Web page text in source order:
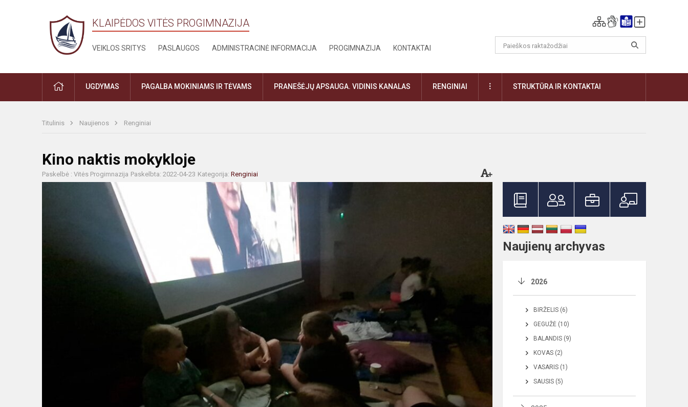
KLAIPĖDOS VITĖS PROGIMNAZIJA
VEIKLOS SRITYS PASLAUGOS ADMINISTRACINĖ INFORMACIJA PROGIMNAZIJA KONTAKTAI
PRADŽIAUGDYMAS PAGALBA MOKINIAMS IR TĖVAMS PRANEŠĖJŲ APSAUGA. VIDINIS KANALAS RENGINIAI DAUGIAUSTRUKTŪRA IR KONTAKTAI
Titulinis Naujienos Renginiai
Kino naktis mokykloje
Paskelbė : Vitės Progimnazija Paskelbta: 2022-04-23 Kategorija: Renginiai
Naujienų archyvas
2026
BIRŽELIS (6)
GEGUŽĖ (10)
BALANDIS (9)
KOVAS (2)
VASARIS (1)
SAUSIS (5)